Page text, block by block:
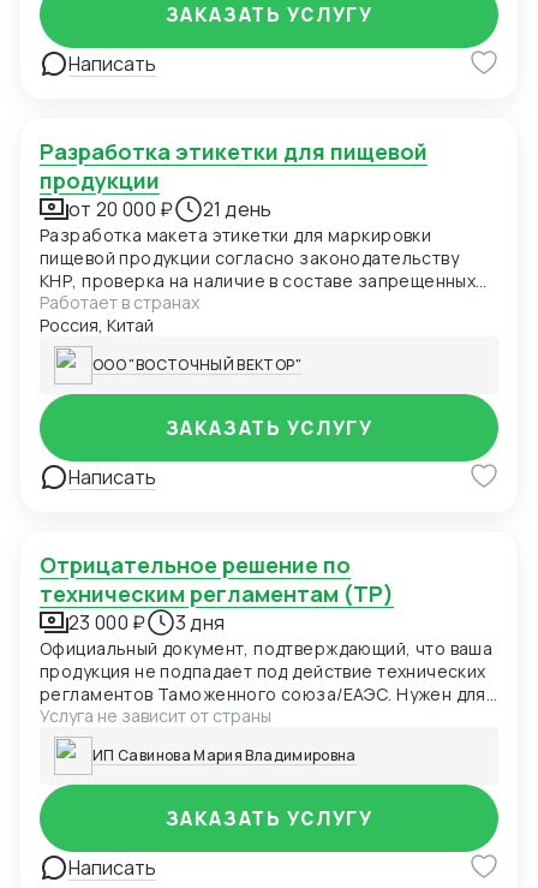
Написать
ЗАКАЗАТЬ УСЛУГУ
Разработка этикетки для пищевой
продукции
от 20 000 ₽ 21 день
Разработка макета этикетки для маркировки
пищевой продукции согласно законодательству
КНР, проверка на наличие в составе запрещенных
элементов
Работает в странах
Россия, Китай
ООО "ВОСТОЧНЫЙ ВЕКТОР"
Написать
ЗАКАЗАТЬ УСЛУГУ
Отрицательное решение по
техническим регламентам (ТР)
23 000 ₽ 3 дня
Официальный документ, подтверждающий, что ваша
продукция не подпадает под действие технических
регламентов Таможенного союза/ЕАЭС. Нужен для
таможни, маркетплейсов и проверяющих органов
как доказательство отсутствия необходимости
сертификации.
Услуга не зависит от страны
ИП Савинова Мария Владимировна
Написать
ЗАКАЗАТЬ УСЛУГУ